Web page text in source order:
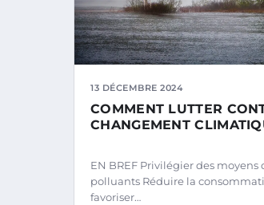
13 DÉCEMBRE 2024
COMMENT LUTTER
CHANGEMENT
EN BREF Privilégier des
polluants Réduire la
favoriser…